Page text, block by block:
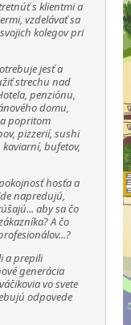
s klientmi a
vzdelávať sa
kolegov pri
jesť a
strechu nad
penziónu,
domu,
popritom
pizzerií, sushi
bufetov,
hosťa a
napredujú,
aby sa čo
A čo
a prepili
generácia
vo svete
odpovede